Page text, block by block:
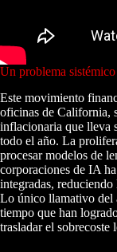
Un problema
Este movimiento
oficinas de California,
inflacionaria que lleva
todo el año. La
procesar modelos de
corporaciones de IA
integradas,
Lo único llamativo del
tiempo que han
trasladar el sobrecoste